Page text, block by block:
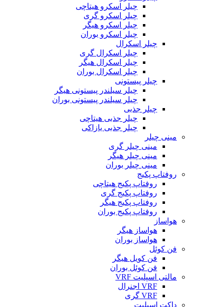
چیلر اسکرو هیتاچی
چیلر اسکرو گری
چیلر اسکرو هیگر
چیلر اسکرو بوران
چیلر اسکرال
چیلر اسکرال گری
چیلر اسکرال هیگر
چیلر اسکرال بوران
چیلر پیستونی
چیلر سیلندر پیستونی هیگر
چیلر سیلندر پیستونی بوران
چیلر جذبی
چیلر جذبی هیتاچی
چیلر جذبی یازاکی
مینی چیلر
مینی چیلر گری
مینی چیلر هیگر
مینی چیلر بوران
روفتاپ پکیج
روفتاپ پکیج هیتاچی
روفتاپ پکیج گری
روفتاپ پکیج هیگر
روفتاپ پکیج بوران
هواساز
هواساز هیگر
هواساز بوران
فن کوئل
فن کویل هیگر
فن کوئل بوران
مالتی اسپلیت VRF
VRF اجنرال
VRF گری
داکت اسپلیت